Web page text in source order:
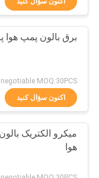
تور
کارخانه
کنترل
کیفیت
مینی
37
44
برق بالون پمپ
negotiable MOQ:30PCS
اکنون سؤال کنید
میکرو الکتریک
هوا